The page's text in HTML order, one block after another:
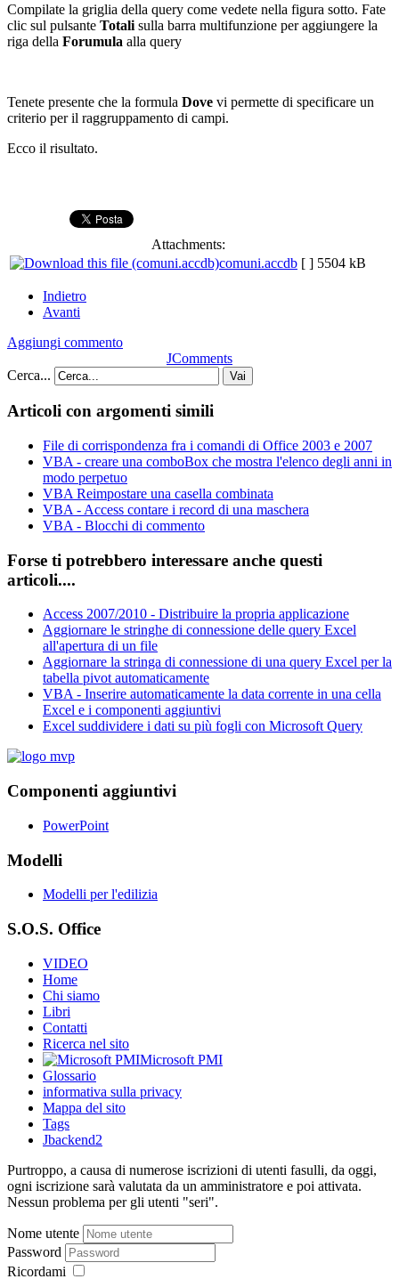
Compilate la griglia della query come vedete nella figura sotto. Fate
clic sul pulsante Totali sulla barra multifunzione per aggiungere la
riga della Forumula alla query
Tenete presente che la formula Dove vi permette di specificare un
criterio per il raggruppamento di campi.
Ecco il risultato.
Attachments:
comuni.accdb [ ] 5504 kB
Indietro
Avanti
Aggiungi commento
JComments
Cerca...
Vai
Articoli con argomenti simili
File di corrispondenza fra i comandi di Office 2003 e 2007
VBA - creare una comboBox che mostra l'elenco degli anni in
modo perpetuo
VBA Reimpostare una casella combinata
VBA - Access contare i record di una maschera
VBA - Blocchi di commento
Forse ti potrebbero interessare anche questi
articoli....
Access 2007/2010 - Distribuire la propria applicazione
Aggiornare le stringhe di connessione delle query Excel
all'apertura di un file
Aggiornare la stringa di connessione di una query Excel per la
tabella pivot automaticamente
VBA - Inserire automaticamente la data corrente in una cella
Excel e i componenti aggiuntivi
Excel suddividere i dati su più fogli con Microsoft Query
Componenti aggiuntivi
PowerPoint
Modelli
Modelli per l'edilizia
S.O.S. Office
VIDEO
Home
Chi siamo
Libri
Contatti
Ricerca nel sito
Microsoft PMI
Glossario
informativa sulla privacy
Mappa del sito
Tags
Jbackend2
Purtroppo, a causa di numerose iscrizioni di utenti fasulli, da oggi,
ogni iscrizione sarà valutata da un amministratore e poi attivata.
Nessun problema per gli utenti "seri".
Nome utente
Password
Ricordami